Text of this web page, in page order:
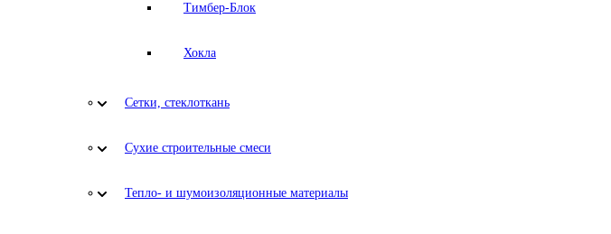
Тимбер-Блок
Хокла
Сетки, стеклоткань
Сухие строительные смеси
Тепло- и шумоизоляционные материалы